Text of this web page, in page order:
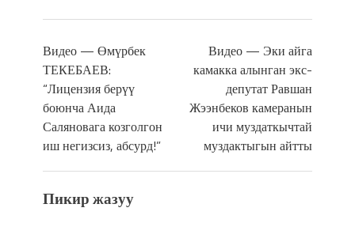
Видео — Өмүрбек
ТЕКЕБАЕВ:
“Лицензия берүү
боюнча Аида
Саляновага козголгон
иш негизсиз, абсурд!”
Видео — Эки айга
камакка алынган экс-
депутат Равшан
Жээнбеков камеранын
ичи муздаткычтай
муздактыгын айтты
Пикир жазуу